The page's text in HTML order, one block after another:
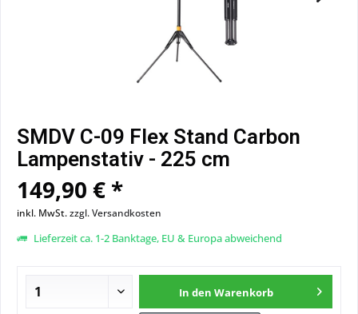
SMDV C-09 Flex Stand Carbon
Lampenstativ - 225 cm
149,90 € *
inkl. MwSt.zzgl. Versandkosten
Lieferzeit ca. 1-2 Banktage, EU & Europa abweichend
In den Warenkorb